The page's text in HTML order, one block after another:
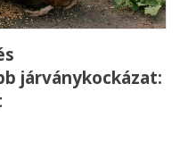
járványkockázat: